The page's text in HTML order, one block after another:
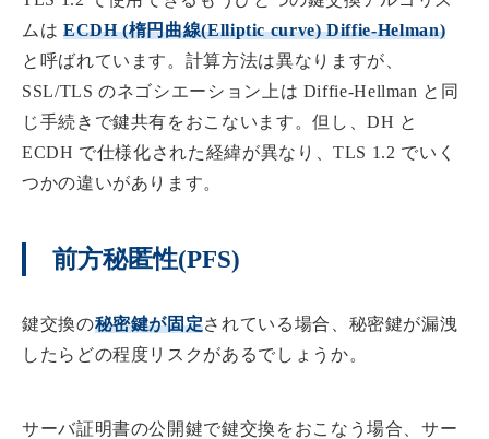
ムは ECDH (楕円曲線(Elliptic curve) Diffie-Helman)
と呼ばれています。計算方法は異なりますが、
SSL/TLS のネゴシエーション上は Diffie-Hellman と同
じ手続きで鍵共有をおこないます。但し、DH と
ECDH で仕様化された経緯が異なり、TLS 1.2 でいく
つかの違いがあります。
前方秘匿性(PFS)
鍵交換の秘密鍵が固定されている場合、秘密鍵が漏洩
したらどの程度リスクがあるでしょうか。
サーバ証明書の公開鍵で鍵交換をおこなう場合、サー